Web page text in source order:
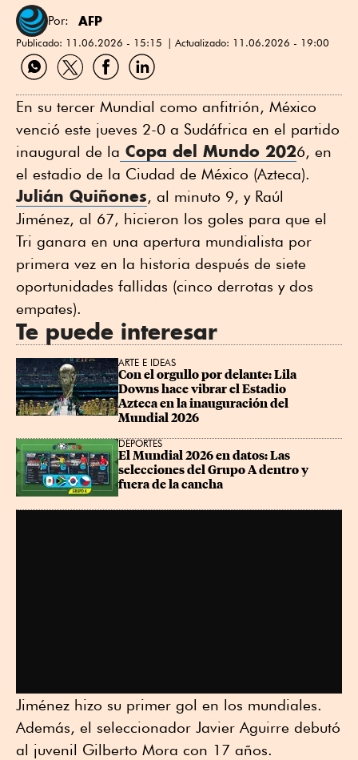
Por: AFP
Publicado: 11.06.2026 - 15:15 Actualizado: 11.06.2026 - 19:00
Compartir
por
Compartir
por
Compartir
por
Compartir
por
En su tercer Mundial como anfitrión, México
venció este jueves 2-0 a Sudáfrica en el partido
inaugural de la Copa del Mundo 2026, en
el estadio de la Ciudad de México (Azteca).
Julián Quiñones, al minuto 9, y Raúl
Jiménez, al 67, hicieron los goles para que el
Tri ganara en una apertura mundialista por
primera vez en la historia después de siete
oportunidades fallidas (cinco derrotas y dos
empates).
Te puede interesar
ARTE E IDEAS
Con el orgullo por delante: Lila
Downs hace vibrar el Estadio
Azteca en la inauguración del
Mundial 2026
DEPORTES
El Mundial 2026 en datos: Las
selecciones del Grupo A dentro y
fuera de la cancha
Jiménez hizo su primer gol en los mundiales.
Además, el seleccionador Javier Aguirre debutó
al juvenil Gilberto Mora con 17 años.